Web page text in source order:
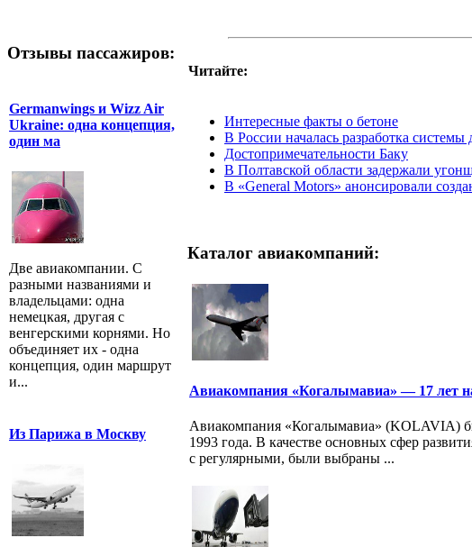
Отзывы пассажиров:
Germanwings и Wizz Air
Ukraine: одна концепция,
один ма
Две авиакомпании. С
разными названиями и
владельцами: одна
немецкая, другая с
венгерскими корнями. Но
объединяет их - одна
концепция, один маршрут
и...
Из Парижа в Москву
Читайте:
Интересные факты о бетоне
В России началась разработка
Достопримечательности Баку
В Полтавской области задержали
В «General Motors» анонсировали
Каталог авиакомпаний:
Авиакомпания «Когалымавиа» — 17 лет
Авиакомпания «Когалымавиа» (KOLAVIA)
1993 года. В качестве основных сфер
с регулярными, были выбраны ...